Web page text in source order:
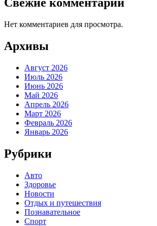
Нет комментариев для просмотра.
Архивы
Август 2026
Июль 2026
Июнь 2026
Май 2026
Апрель 2026
Март 2026
Февраль 2026
Январь 2026
Рубрики
Авто
Здоровье
Новости
Отдых и путешествия
Познавательное
Спорт